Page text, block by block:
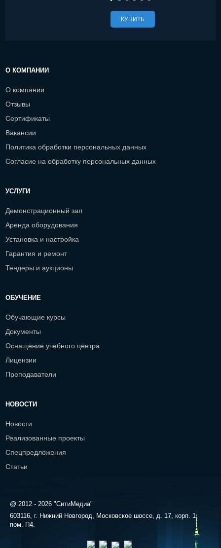
КУПИТЬ
О КОМПАНИИ
О компании
Отзывы
Сертификаты
Вакансии
Политика обработки персональных данных
Согласие на обработку персональных данных
УСЛУГИ
Демонстрационный зал
Аренда оборудования
Установка и настройка
Гарантия и ремонт
Тендеры и аукционы
ОБУЧЕНИЕ
Обучающие курсы
Документы
Оснащение учебного центра
Лицензии
Преподаватели
НОВОСТИ
Новости
Реализованные проекты
Спецпредложения
Статьи
@ 2012 - 2026 "СитиМедиа"
603116, г. Нижний Новгород, Московское шоссе, д. 17, корп. 1,
пом. П4.